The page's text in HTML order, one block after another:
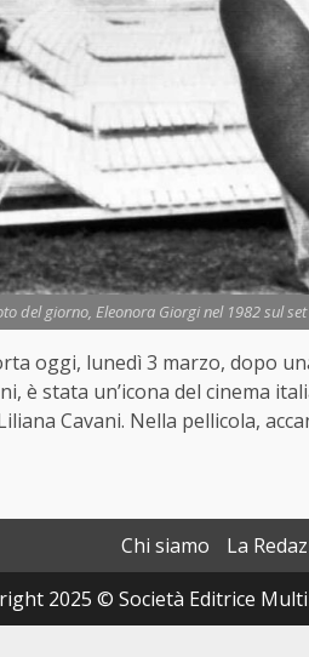
del giorno, Eleonora Giorgi nel 1982 sul
oggi, lunedì 3 marzo, dopo
è stata un’icona del cinema
Cavani. Nella pellicola,
Chi siamo La
2025 © Società Editrice